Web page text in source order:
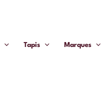
Tapis Marques